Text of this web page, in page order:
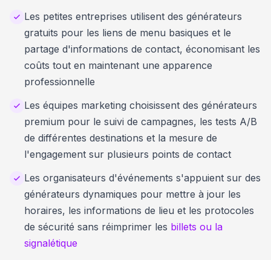
Les petites entreprises utilisent des générateurs
gratuits pour les liens de menu basiques et le
partage d'informations de contact, économisant les
coûts tout en maintenant une apparence
professionnelle
Les équipes marketing choisissent des générateurs
premium pour le suivi de campagnes, les tests A/B
de différentes destinations et la mesure de
l'engagement sur plusieurs points de contact
Les organisateurs d'événements s'appuient sur des
générateurs dynamiques pour mettre à jour les
horaires, les informations de lieu et les protocoles
de sécurité sans réimprimer les billets ou la
signalétique